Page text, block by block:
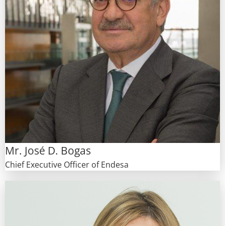
Mr. José D. Bogas
Chief Executive Officer of Endesa